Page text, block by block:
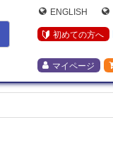
ENGLISH
初めての方へ
マイページ